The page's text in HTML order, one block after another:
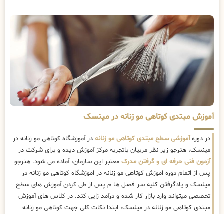
آموزش مبتدی کوتاهی مو زنانه در مینسک
در دورهآموزشی سطح مبتدی کوتاهی مو زنانه در آموزشگاه کوتاهی مو زنانه در
مینسک، هنرجو زیر نظر مربیان باتجربه مرکز آموزش دیده و برای شرکت در
آزمون فنی حرفه ای و گرفتن مدرک معتبر این سازمان، آماده می شود. هنرجو
پس از اتمام دوره اموزش کوتاهی مو زنانه در اموزشگاه کوتاهی مو زنانه در
مینسک و یادگرفتن کلیه سر فصل ها م پس از طی کردن آموزش های سطح
تخصصی میتواند وارد بازار کار شده و درآمد زایی کند. در کلاس های آموزش
مبتدی کوتاهی مو زنانه در مینسک، ابتدا نکات کلی جهت کوتاهی مو زنانه